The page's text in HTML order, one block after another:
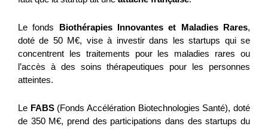
Le fonds Biothérapies Innovantes et Maladies Rares,
doté de 50 M€, vise à investir dans les startups qui se
concentrent les traitements pour les maladies rares ou
l’accès à des soins thérapeutiques pour les personnes
atteintes.
Le FABS(Fonds Accélération Biotechnologies Santé), doté
de 350 M€, prend des participations dans des startups du